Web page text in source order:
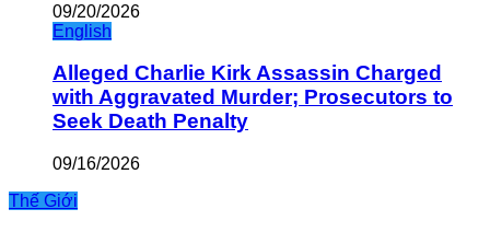
09/20/2026
English
Alleged Charlie Kirk Assassin Charged
with Aggravated Murder; Prosecutors to
Seek Death Penalty
09/16/2026
Thế Giới